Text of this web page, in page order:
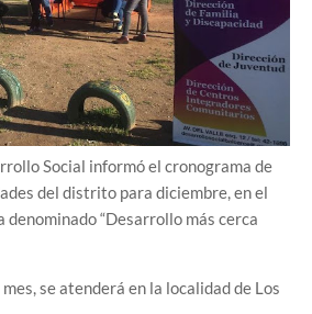
Social informó el cronograma de
del distrito para diciembre, en el
“Desarrollo más cerca
se atenderá en la localidad de Los